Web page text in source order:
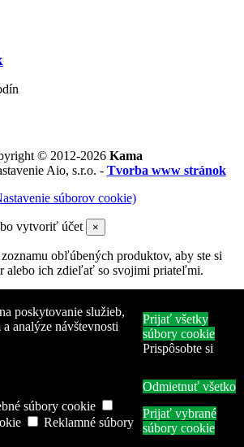
poskytovanie služieb,
analýze návštevnosti
Prijať všetky
súbory cookie
Prispôsobte si
Odmietnuť všetko
súbory cookie
Reklamné súbory
Prijať vybrané
súbory cookie
© 2012-2026 Kama
Aio, s.r.o. - Tvorba www stránok
súborov cookie)
vytvoriť účet ×
obľúbených produktov, aby ste si
alebo ich zdieľať so svojimi priateľmi.
si ho tu
zoznamu obľúbených produktov